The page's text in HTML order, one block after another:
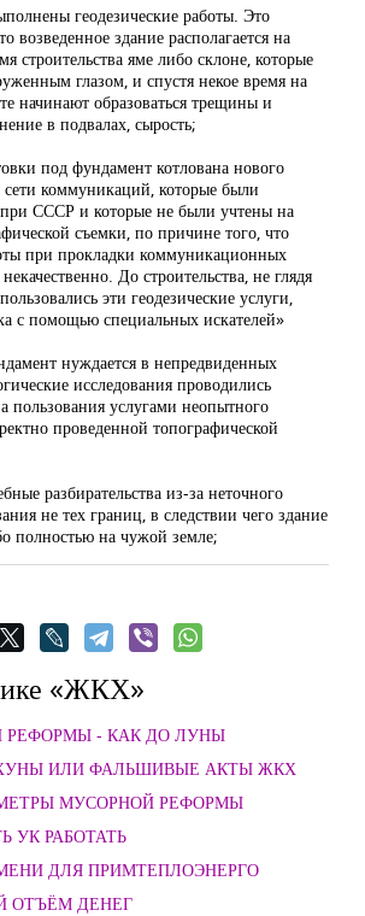
геодезические работы. Это
возведенное здание располагается на
строительства яме либо склоне, которые
глазом, и спустя некое время на
начинают образоваться трещины и
в подвалах, сырость;
под фундамент котлована нового
коммуникаций, которые были
СССР и которые не были учтены на
съемки, по причине того, что
при прокладки коммуникационных
До строительства, не глядя
эти геодезические услуги,
с помощью специальных искателей»
нуждается в непредвиденных
исследования проводились
пользования услугами неопытного
проведенной топографической
разбирательства из-за неточного
не тех границ, в следствии чего здание
полностью на чужой земле;
«ЖКХ»
РЕФОРМЫ - КАК ДО ЛУНЫ
ИЛИ ФАЛЬШИВЫЕ АКТЫ ЖКХ
МУСОРНОЙ РЕФОРМЫ
УК РАБОТАТЬ
ДЛЯ ПРИМТЕПЛОЭНЕРГО
ОТЪЁМ ДЕНЕГ